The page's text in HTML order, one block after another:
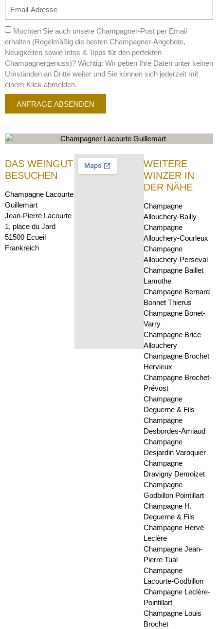
Möchten Sie auch unsere Champagner-Post per Email
erhalten (Regelmäßig die besten Champagner-Angebote,
Neuigkeiten sowie Infos & Tipps für den perfekten
Champagnergenuss)? Wichtig: Wir geben Ihre Daten unter keinen
Umständen an Dritte weiter und Sie können sich jederzeit mit
einem Klick abmelden.
ANFRAGE ABSENDEN
DAS WEINGUT
BESUCHEN
Champagne Lacourte
Guillemart
Jean-Pierre Lacourte
1, place du Jard
51500 Ecueil
Frankreich
WEITERE
WINZER IN
DER NÄHE
Champagne
Allouchery-Bailly
Champagne
Allouchery-Courleux
Champagne
Allouchery-Perseval
Champagne Baillet
Lamothe
Champagne Bernard
Bonnet Thierus
Champagne Bonet-
Varry
Champagne Brice
Allouchery
Champagne Brochet
Hervieux
Champagne Brochet-
Prévost
Champagne
Deguerne & Fils
Champagne
Desbordes-Amiaud
Champagne
Desjardin Varoquier
Champagne
Dravigny Demoizet
Champagne
Godbillon Pointillart
Champagne H.
Deguerne & Fils
Champagne Hervé
Leclère
Champagne Jean-
Pierre Tual
Champagne
Lacourte-Godbillon
Champagne Leclère-
Pointillart
Champagne Louis
Brochet